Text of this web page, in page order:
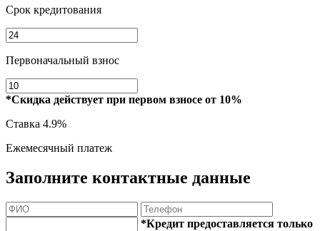
Срок кредитования
Первоначальный взнос
*Скидка действует при первом взносе от 10%
Ставка 4.9%
Ежемесячный платеж
Заполните контактные данные
*Кредит предоставляется только